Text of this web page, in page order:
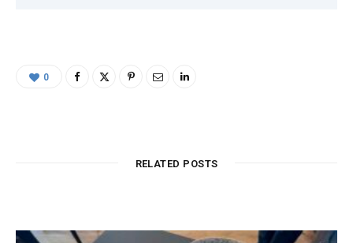
0
RELATED POSTS